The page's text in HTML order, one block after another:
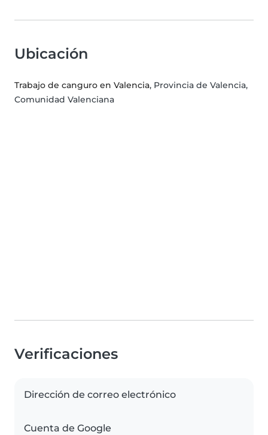
Ubicación
Trabajo de canguro en Valencia, Provincia de Valencia,
Comunidad Valenciana
Verificaciones
Dirección de correo electrónico
Cuenta de Google